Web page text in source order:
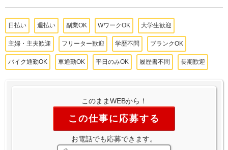
日払い 週払い 副業OK WワークOK 大学生歓迎
主婦・主夫歓迎 フリーター歓迎 学歴不問 ブランクOK
バイク通勤OK 車通勤OK 平日のみOK 履歴書不問 長期歓迎
このままWEBから！
この仕事に応募する
お電話でも応募できます。